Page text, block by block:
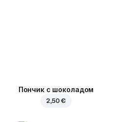
Пончик с шоколадом
2,50 €